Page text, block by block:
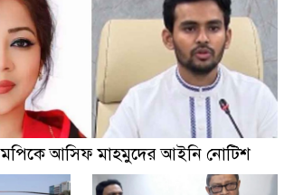
আসিফ মাহমুদের আইনি নোটিশ